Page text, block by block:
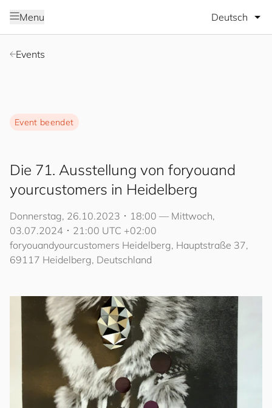
Menu Sprache
Events
Event beendet
Die 71. Ausstellung von foryouand
yourcustomers in Heidelberg
Donnerstag, 26.10.2023 ･ 18:00 — Mittwoch,
03.07.2024 ･ 21:00 UTC +02:00
foryouandyourcustomers Heidelberg, Hauptstraße 37,
69117 Heidelberg, Deutschland